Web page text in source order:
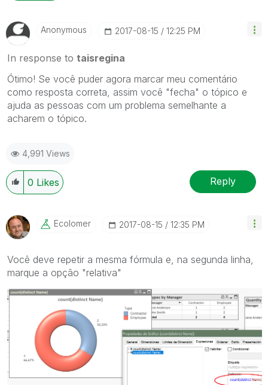
Anonymous ‎2017-08-15 12:25 PM
In response to taisregina
Ótimo! Se você puder agora marcar meu comentário
como resposta correta, assim você "fecha" o tópico e
ajuda as pessoas com um problema semelhante a
acharem o tópico.
4,991 Views
0 Likes Reply
Ecolomer ‎2017-08-15 12:35 PM
Você deve repetir a mesma fórmula e, na segunda linha,
marque a opção "relativa"